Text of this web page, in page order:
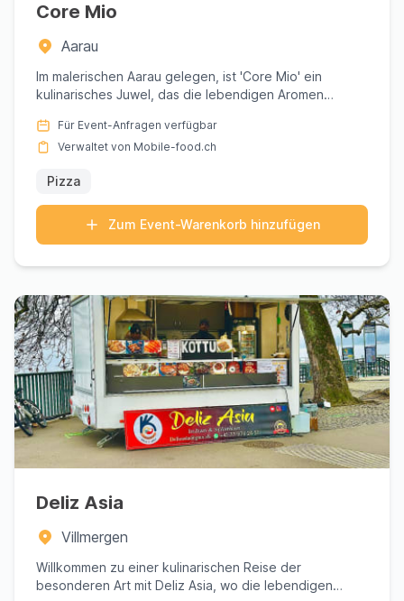
Core Mio
Aarau
Im malerischen Aarau gelegen, ist 'Core Mio' ein
kulinarisches Juwel, das die lebendigen Aromen
Für Event-Anfragen verfügbar
Verwaltet von Mobile-food.ch
Pizza
Zum Event-Warenkorb hinzufügen
Deliz Asia
Villmergen
Willkommen zu einer kulinarischen Reise der
besonderen Art mit Deliz Asia, wo die lebendigen